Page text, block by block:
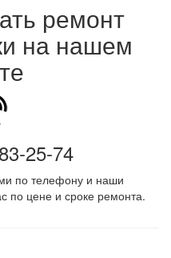
ремонт
на нашем
25-74
по телефону и наши
по цене и сроке ремонта.